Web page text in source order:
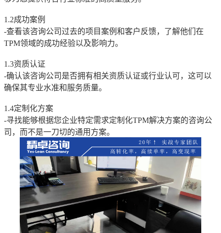
1.2成功案例
-查看该咨询公司过去的项目案例和客户反馈，了解他们在
TPM领域的成功经验以及影响力。
1.3资质认证
-确认该咨询公司是否拥有相关资质认证或行业认可，这可以
确保其专业水准和服务质量。
1.4定制化方案
-寻找能够根据您企业特定需求定制化TPM解决方案的咨询公
司，而不是一刀切的通用方案。